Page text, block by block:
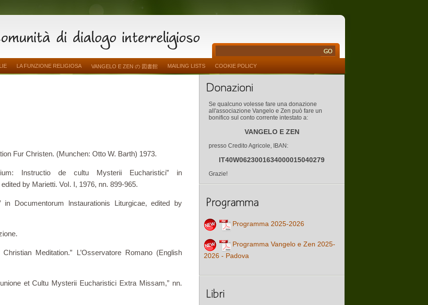
LA FUNZIONE RELIGIOSA VANGELO E ZEN の 図書館 MAILING LISTS COOKIE POLICY
Fur Christen. (Mun­chen: Otto W. Barth) 1973.
Instructio de cultu Mysterii Eucharistici” in
by Marietti. VoI. I, 1976, nn. 899-965.
in Documentorum lnstaurationis Liturgicae, edited by
Meditation.” L’Osser­vatore Romano (English
et Cultu Mysterii Eucharistici Extra Missam,” nn.
Se qualcuno volesse fare una donazione
all'associazione Vangelo e Zen può fare un
bonifico sul conto corrente intestato a:
VANGELO E ZEN
presso Credito Agricole, IBAN:
IT40W0623001634000015040279
Grazie!
Programma 2025-2026
Programma Vangelo e Zen 2025-
2026 - Padova